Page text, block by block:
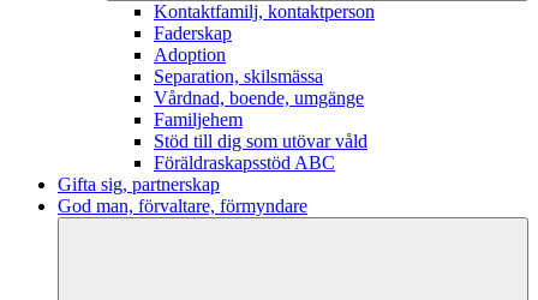
Kontaktfamilj, kontaktperson
Faderskap
Adoption
Separation, skilsmässa
Vårdnad, boende, umgänge
Familjehem
Stöd till dig som utövar våld
Föräldraskapsstöd ABC
Gifta sig, partnerskap
God man, förvaltare, förmyndare